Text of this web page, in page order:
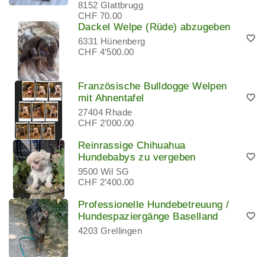
8152 Glattbrugg
CHF 70.00
Dackel Welpe (Rüde) abzugeben
6331 Hünenberg
CHF 4’500.00
Französische Bulldogge Welpen
mit Ahnentafel
27404 Rhade
CHF 2’000.00
Reinrassige Chihuahua
Hundebabys zu vergeben
9500 Wil SG
CHF 2’400.00
Professionelle Hundebetreuung /
Hundespaziergänge Baselland
4203 Grellingen